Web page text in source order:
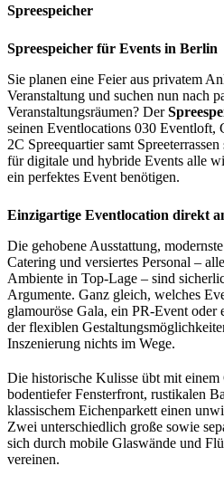
Spreespeicher
Spreespeicher für Events in Berlin
Sie planen eine Feier aus privatem
Veranstaltung und suchen nun nach
Veranstaltungsräumen? Der
seinen Eventlocations 030
2C Spreequartier samt
für digitale und hybride Events alle
ein perfektes Event benötigen.
Einzigartige Eventlocation direkt
Die gehobene Ausstattung,
Catering und versiertes Personal –
Ambiente in Top-Lage – sind
Argumente. Ganz gleich, welches
glamouröse Gala, ein PR-Event oder
der flexiblen
Inszenierung nichts im Wege.
Die historische Kulisse übt mit einem
bodentiefer Fensterfront, rustikalen
klassischem Eichenparkett einen
Zwei unterschiedlich große sowie
sich durch mobile Glaswände und
vereinen.